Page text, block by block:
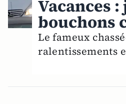
Vacances
bouchons
Le fameux
ralentissements